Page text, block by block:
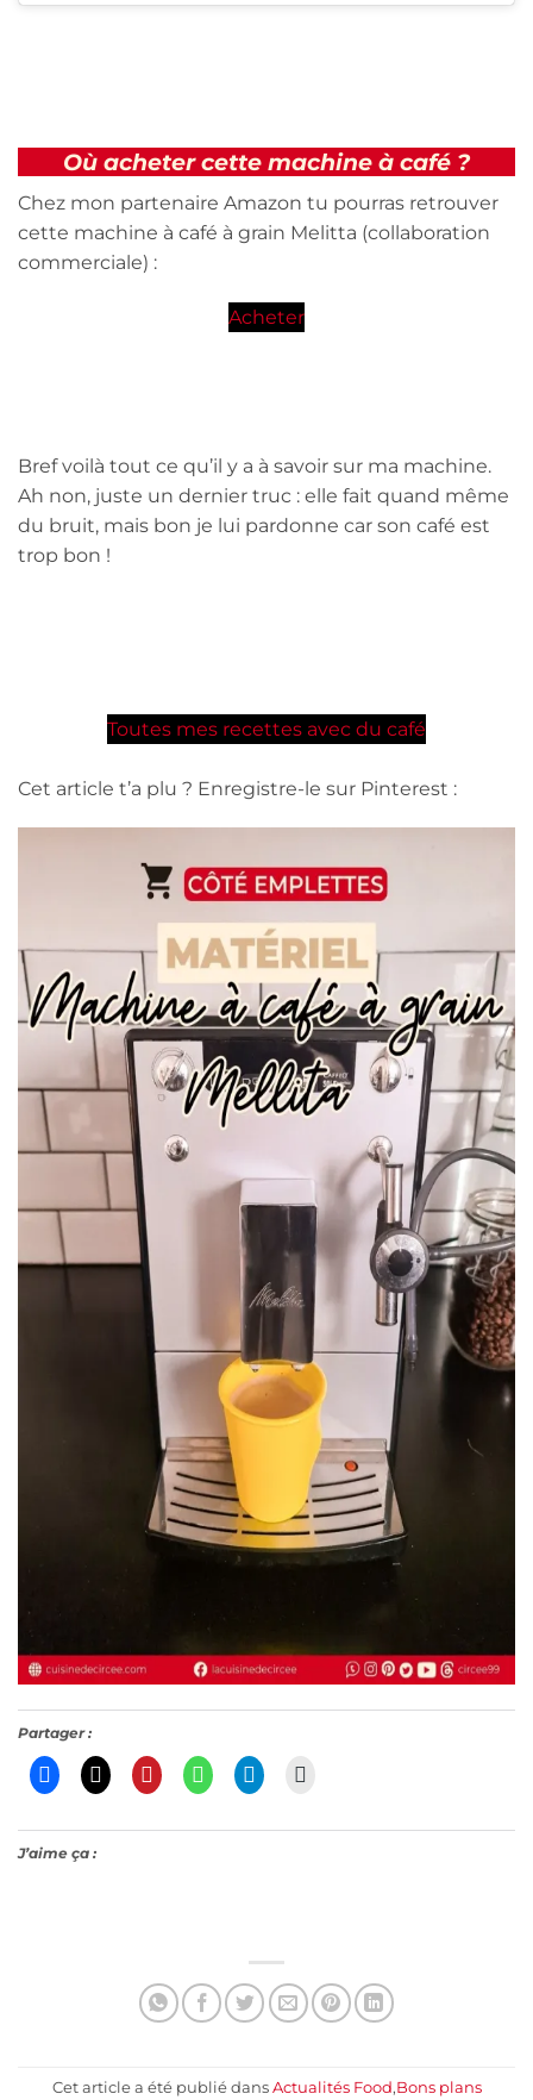
Où acheter cette machine à café ?
Chez mon partenaire Amazon tu pourras retrouver
cette machine à café à grain Melitta (collaboration
commerciale) :
Acheter
Bref voilà tout ce qu’il y a à savoir sur ma machine.
Ah non, juste un dernier truc : elle fait quand même
du bruit, mais bon je lui pardonne car son café est
trop bon !
Toutes mes recettes avec du café
Cet article t’a plu ? Enregistre-le sur Pinterest :
Partager :
J’aime ça :
Cet article a été publié dans Actualités Food,Bons plans